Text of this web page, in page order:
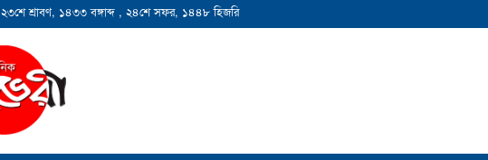
২৩শে শ্রাবণ, ১৪৩৩ বঙ্গাব্দ , ২৪শে সফর, ১৪৪৮ হিজরি